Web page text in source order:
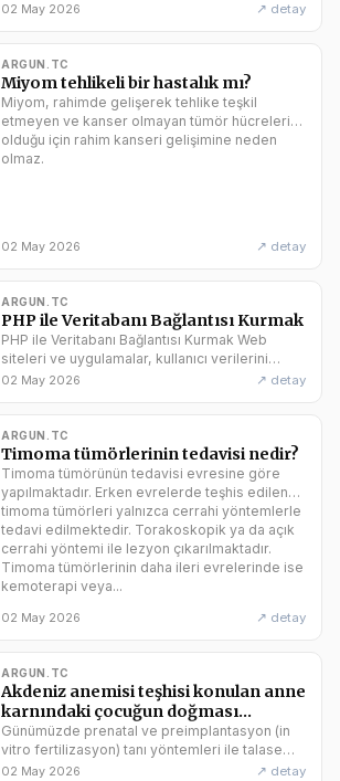
02 May 2026 ↗ detay
ARGUN.TC
Miyom tehlikeli bir hastalık mı?
Miyom, rahimde gelişerek tehlike teşkil
etmeyen ve kanser olmayan tümör hücreleri
olduğu için rahim kanseri gelişimine neden
olmaz.
02 May 2026 ↗ detay
ARGUN.TC
PHP ile Veritabanı Bağlantısı Kurmak
PHP ile Veritabanı Bağlantısı Kurmak Web
siteleri ve uygulamalar, kullanıcı verilerini
saklamak, yönetmek ve işlem yapmak için
esnek araçlar sunar. Bu yazıda, PHP ile
veritabanı bağlantısının ne olduğunu, neden...
02 May 2026 ↗ detay
ARGUN.TC
Timoma tümörlerinin tedavisi nedir?
Timoma tümörünün tedavisi evresine göre
yapılmaktadır. Erken evrelerde teşhis edilen
timoma tümörleri yalnızca cerrahi yöntemlerle
tedavi edilmektedir. Torakoskopik ya da açık
cerrahi yöntemi ile lezyon çıkarılmaktadır.
Timoma tümörlerinin daha ileri evrelerinde ise
kemoterapi veya...
02 May 2026 ↗ detay
ARGUN.TC
Akdeniz anemisi teşhisi konulan anne
karnındaki çocuğun doğması
engellenebilir mi?
Günümüzde prenatal ve preimplantasyon (in
vitro fertilizasyon) tanı yöntemleri ile talasemik
hasta çocuğun doğması önlenebilir.
02 May 2026 ↗ detay